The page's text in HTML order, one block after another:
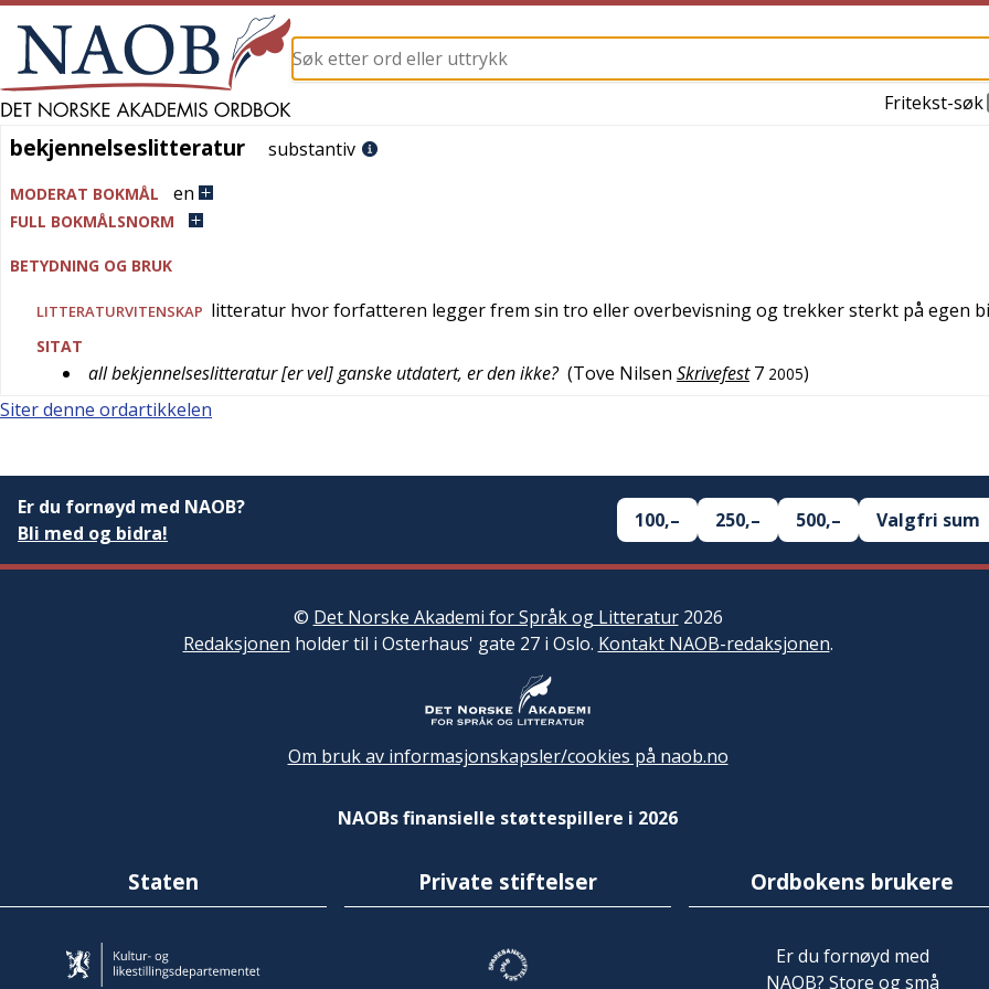
Fritekst-søk
bekjennelseslitteratur
bekjennelseslitteratur substantiv
MODERAT BOKMÅL en
FULL BOKMÅLSNORM
BETYDNING OG BRUK
LITTERATURVITENSKAP litteratur hvor forfatteren legger frem sin tro eller overbevisning og trekker sterkt på egen
SITAT
all bekjennelseslitteratur [er vel] ganske utdatert, er den ikke? (Tove Nilsen Skrivefest 7 2005)
Siter denne ordartikkelen
Er du fornøyd med NAOB?
Bli med og bidra!
100,– 250,– 500,– Valgfri sum
© Det Norske Akademi for Språk og Litteratur2026
Redaksjonen holder til i Osterhaus' gate 27 i Oslo. Kontakt NAOB-redaksjonen.
Om bruk av informasjonskapsler/cookies på naob.no
NAOBs finansielle støttespillere i 2026
Staten Private stiftelser Ordbokens brukere
Er du fornøyd med
NAOB? Store og små